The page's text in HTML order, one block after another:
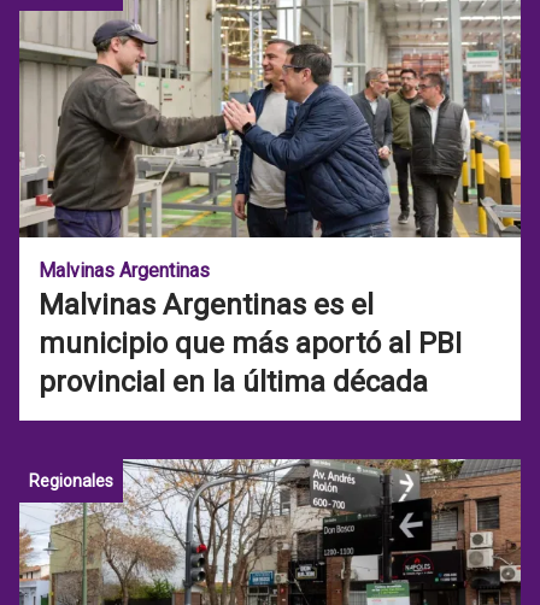
Malvinas Argentinas
Malvinas Argentinas es el
municipio que más aportó al PBI
provincial en la última década
Regionales